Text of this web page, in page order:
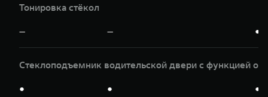
Тонировка стёкол
— — ●
Стеклоподъемник водительской двери с функцией
● ● ●